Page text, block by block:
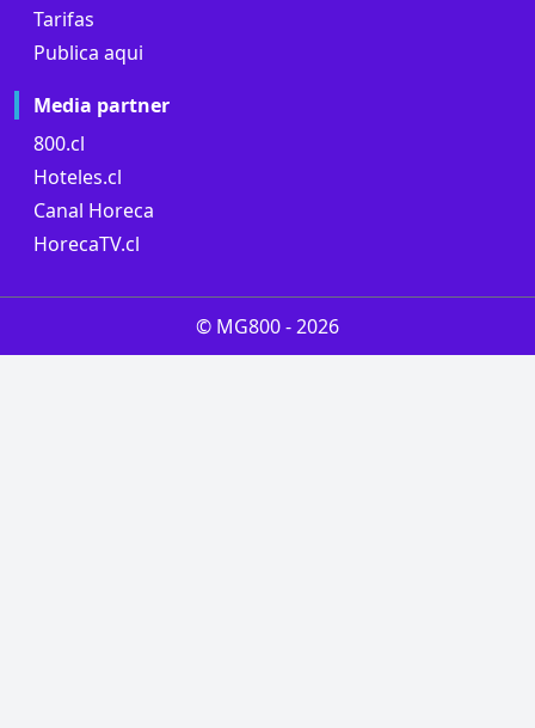
Tarifas
Publica aqui
Media partner
800.cl
Hoteles.cl
Canal Horeca
HorecaTV.cl
© MG800 -2026